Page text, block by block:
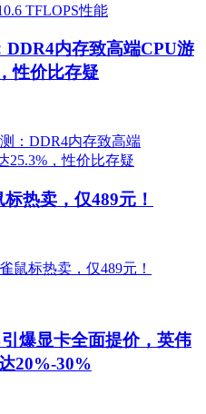
DDR4内存致高端CPU游
性价比存疑
热卖，仅489元！
爆显卡全面提价，英伟
20%-30%